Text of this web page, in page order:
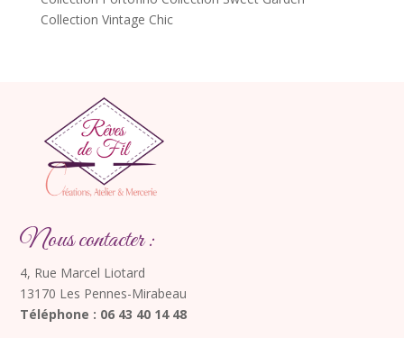
Collection Vintage Chic
Nous contacter :
4, Rue Marcel Liotard
13170 Les Pennes-Mirabeau
Téléphone : 06 43 40 14 48